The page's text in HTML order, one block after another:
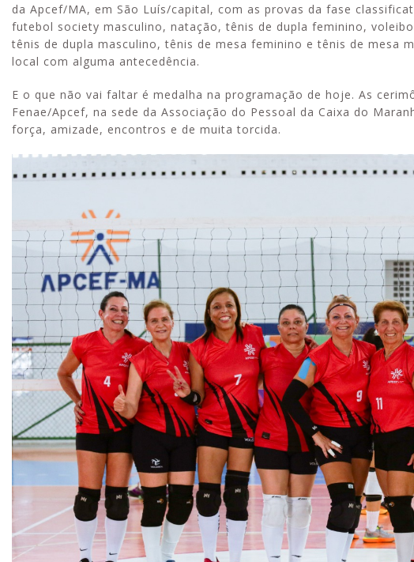
da Apcef/MA, em São Luís/capital, com as provas da fase
futebol society masculino, natação, tênis de dupla feminino,
tênis de dupla masculino, tênis de mesa feminino e tênis de mesa
local com alguma antecedência.
E o que não vai faltar é medalha na programação de hoje. As
Fenae/Apcef, na sede da Associação do Pessoal da Caixa do
força, amizade, encontros e de muita torcida.